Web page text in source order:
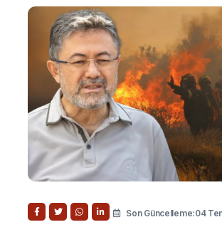
Son Güncelleme:04